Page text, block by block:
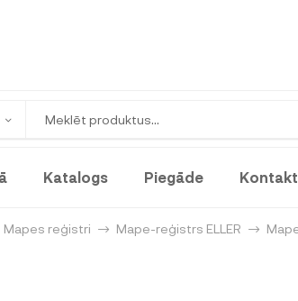
Katalogs Piegāde
Mapes reģistri Mape-reģistrs ELLER